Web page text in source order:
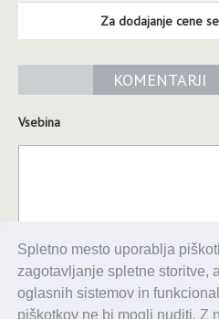
Spletno mesto uporablja
zagotavljanje spletne storitve,
oglasnih sistemov in
piškotkov ne bi mogli nuditi. Z
Za dodajanje cene
KOMENTARJI
Vsebina